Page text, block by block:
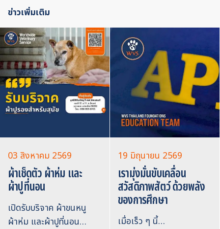
ข่าวเพิ่มเติม
03 สิงหาคม 2569
ผ้าเช็ดตัว ผ้าห่ม และ
ผ้าปูที่นอน
เปิดรับบริจาค ผ้าขนหนู
ผ้าห่ม และผ้าปูที่นอน…
19 มิถุนายน 2569
เรามุ่งมั่นขับเคลื่อน
สวัสดิภาพสัตว์ ด้วยพลัง
ของการศึกษา
เมื่อเร็ว ๆ นี้…